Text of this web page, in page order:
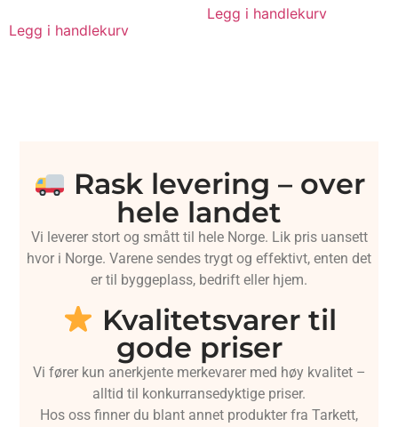
Legg i handlekurv
Legg i handlekurv
Rask levering – over
hele landet
Vi leverer stort og smått til hele Norge. Lik pris uansett
hvor i Norge. Varene sendes trygt og effektivt, enten det
er til byggeplass, bedrift eller hjem.
Kvalitetsvarer til
gode priser
Vi fører kun anerkjente merkevarer med høy kvalitet –
alltid til konkurransedyktige priser.
Hos oss finner du blant annet produkter fra Tarkett,